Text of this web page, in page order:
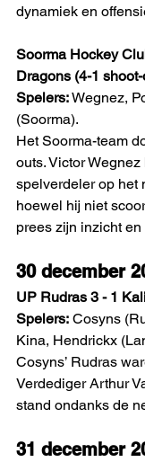
dynamiek en
Soorma Hockey
Dragons (4-1
Spelers: Wegnez,
(Soorma).
Het Soorma-team
outs. Victor
spelverdeler op het
hoewel hij niet
prees zijn inzicht en
30 december
UP Rudras 3 - 1
Spelers: Cosyns
Kina, Hendrickx
Cosyns’ Rudras
Verdediger Arthur
stand ondanks de
31 december